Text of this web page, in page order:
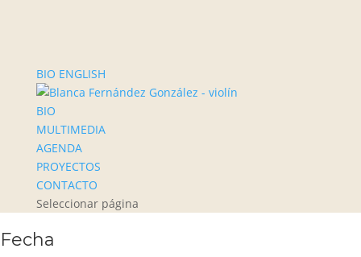
BIO ENGLISH
BIO
MULTIMEDIA
AGENDA
PROYECTOS
CONTACTO
Seleccionar página
Fecha